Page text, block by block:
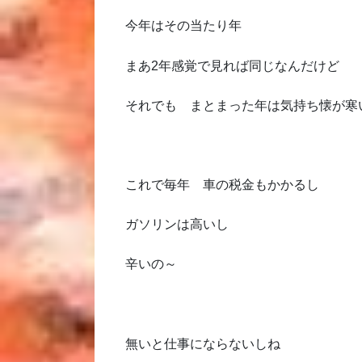
今年はその当たり年
まあ2年感覚で見れば同じなんだけど
それでも まとまった年は気持ち懐が寒
これで毎年 車の税金もかかるし
ガソリンは高いし
辛いの～
無いと仕事にならないしね